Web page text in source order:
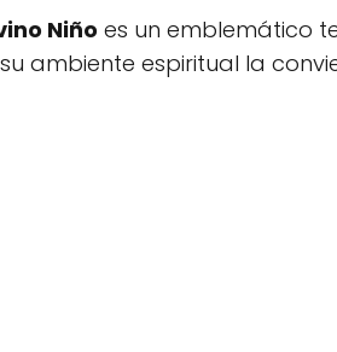
Niño es un emblemático
ambiente espiritual la